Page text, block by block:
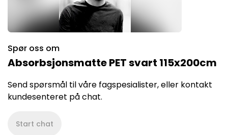
Spør oss om
Absorbsjonsmatte PET svart 115x200cm
Send spørsmål til våre fagspesialister, eller kontakt
kundesenteret på chat.
Start chat